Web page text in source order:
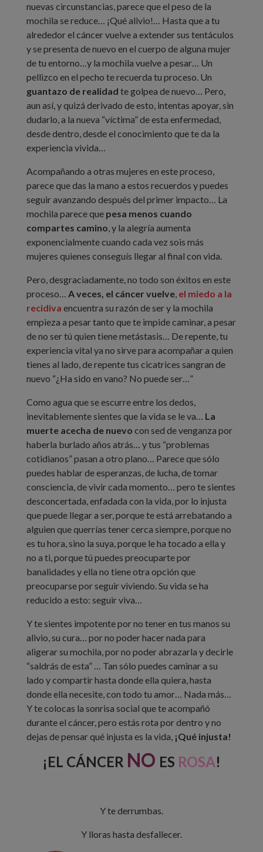
nuevas circunstancias, parece que el peso de la
mochila se reduce… ¡Qué alivio!… Hasta que a tu
alrededor el cáncer vuelve a extender sus tentáculos
y se presenta de nuevo en el cuerpo de alguna mujer
de tu entorno…y la mochila vuelve a pesar… Un
pellizco en el pecho te recuerda tu proceso. Un
guantazo de realidad te golpea de nuevo… Pero,
aun así, y quizá derivado de esto, intentas apoyar, sin
dudarlo, a la nueva “víctima” de esta enfermedad,
desde dentro, desde el conocimiento que te da la
experiencia vivida…
Acompañando a otras mujeres en este proceso,
parece que das la mano a estos recuerdos y puedes
seguir avanzando después del primer impacto… La
mochila parece que pesa menos cuando
compartes camino, y la alegría aumenta
exponencialmente cuando cada vez sois más
mujeres quienes conseguís llegar al final con vida.
Pero, desgraciadamente, no todo son éxitos en este
proceso… A veces, el cáncer vuelve, el miedo a la
recidiva encuentra su razón de ser y la mochila
empieza a pesar tanto que te impide caminar, a pesar
de no ser tú quien tiene metástasis… De repente, tu
experiencia vital ya no sirve para acompañar a quien
tienes al lado, de repente tus cicatrices sangran de
nuevo “¿Ha sido en vano? No puede ser…”
Como agua que se escurre entre los dedos,
inevitablemente sientes que la vida se le va… La
muerte acecha de nuevo con sed de venganza por
haberla burlado años atrás… y tus “problemas
cotidianos” pasan a otro plano… Parece que sólo
puedes hablar de esperanzas, de lucha, de tomar
consciencia, de vivir cada momento… pero te sientes
desconcertada, enfadada con la vida, por lo injusta
que puede llegar a ser, porque te está arrebatando a
alguien que querrías tener cerca siempre, porque no
es tu hora, sino la suya, porque le ha tocado a ella y
no a ti, porque tú puedes preocuparte por
banalidades y ella no tiene otra opción que
preocuparse por seguir viviendo. Su vida se ha
reducido a esto: seguir viva…
Y te sientes impotente por no tener en tus manos su
alivio, su cura… por no poder hacer nada para
aligerar su mochila, por no poder abrazarla y decirle
“saldrás de esta” … Tan sólo puedes caminar a su
lado y compartir hasta donde ella quiera, hasta
donde ella necesite, con todo tu amor… Nada más…
Y te colocas la sonrisa social que te acompañó
durante el cáncer, pero estás rota por dentro y no
dejas de pensar qué injusta es la vida,¡Qué injusta!
¡EL CÁNCER NO ES ROSA!
Y te derrumbas.
Y lloras hasta desfallecer.